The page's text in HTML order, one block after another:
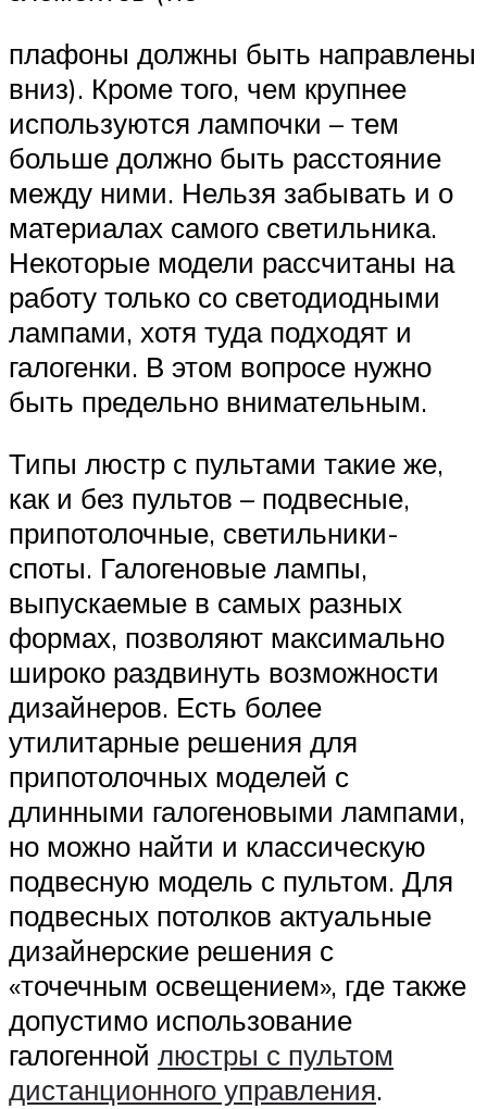
плафоны должны быть направлены
вниз). Кроме того, чем крупнее
используются лампочки – тем
больше должно быть расстояние
между ними. Нельзя забывать и о
материалах самого светильника.
Некоторые модели рассчитаны на
работу только со светодиодными
лампами, хотя туда подходят и
галогенки. В этом вопросе нужно
быть предельно внимательным.
Типы люстр с пультами такие же,
как и без пультов – подвесные,
припотолочные, светильники-
споты. Галогеновые лампы,
выпускаемые в самых разных
формах, позволяют максимально
широко раздвинуть возможности
дизайнеров. Есть более
утилитарные решения для
припотолочных моделей с
длинными галогеновыми лампами,
но можно найти и классическую
подвесную модель с пультом. Для
подвесных потолков актуальные
дизайнерские решения с
«точечным освещением», где также
допустимо использование
галогенной люстры с пультом
дистанционного управления.